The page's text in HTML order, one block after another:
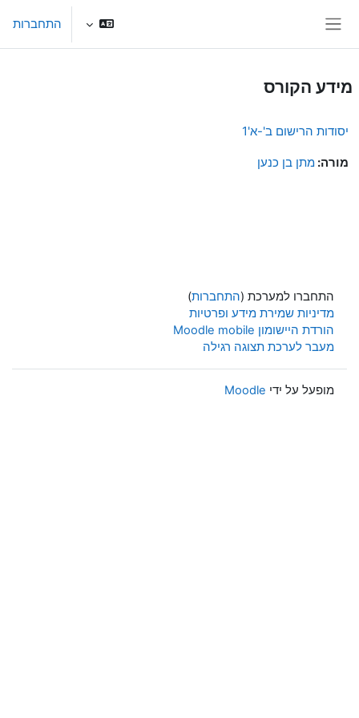
התחברות
מידע הקורס
יסודות הרישום ב'-א'1
מורה: מתן בן כנען
התחברו למערכת (התחברות)
מדיניות שמירת מידע ופרטיות
הורדת היישומון Moodle mobile
מעבר לערכת תצוגה רגילה
מופעל על ידי Moodle